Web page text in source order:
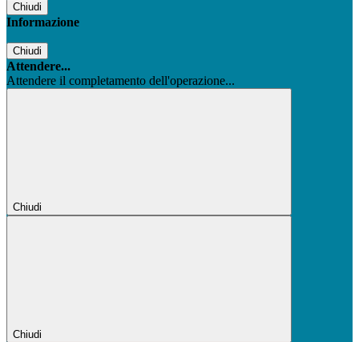
Chiudi
Informazione
Chiudi
Attendere...
Attendere il completamento dell'operazione...
Chiudi
Chiudi